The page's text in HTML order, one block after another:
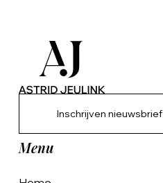
Inschrijven nieuwsbrief
Menu